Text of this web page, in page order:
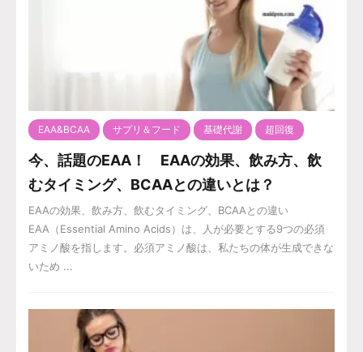
EAA&BCAA サプリ＆フード 基礎代謝 超回復
今、話題のEAA！ EAAの効果、飲み方、飲
むタイミング、BCAAとの違いとは？
EAAの効果、飲み方、飲むタイミング、BCAAとの違い
EAA（Essential Amino Acids）は、人が必要とする9つの必須
アミノ酸を指します。必須アミノ酸は、私たちの体が生成できな
いため ...